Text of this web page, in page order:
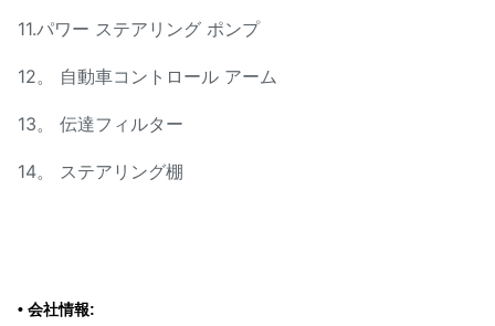
11.パワー ステアリング ポンプ
12。 自動車コントロール アーム
13。 伝達フィルター
14。 ステアリング棚
• 会社情報: